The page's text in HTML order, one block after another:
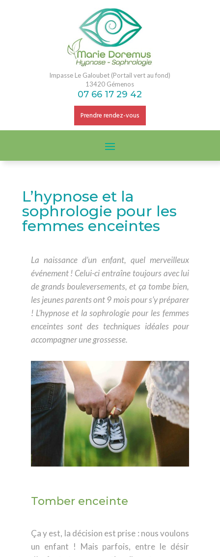
Impasse Le Galoubet (Portail vert au fond)
13420 Gémenos
07 66 17 29 42
Prendre rendez-vous
L’hypnose et la
sophrologie pour les
femmes enceintes
La naissance d’un enfant, quel merveilleux
événement ! Celui-ci entraîne toujours avec lui
de grands bouleversements, et ça tombe bien,
les jeunes parents ont 9 mois pour s’y préparer
! L’hypnose et la sophrologie pour les femmes
enceintes sont des techniques idéales pour
accompagner une grossesse.
Tomber enceinte
Ça y est, la décision est prise : nous voulons
un enfant ! Mais parfois, entre le désir